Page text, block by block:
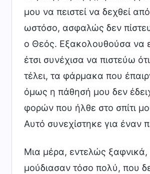
μου να πειστεί να δεχθεί
ωστόσο, ασφαλώς δεν
ο Θεός. Εξακολουθούσα να
έτσι συνέχισα να πιστεύω
τέλει, τα φάρμακα που
όμως η πάθησή μου δεν
φορών που ήλθε στο σπίτι
Αυτό συνεχίστηκε για έναν
Μια μέρα, εντελώς
μούδιασαν τόσο πολύ, που